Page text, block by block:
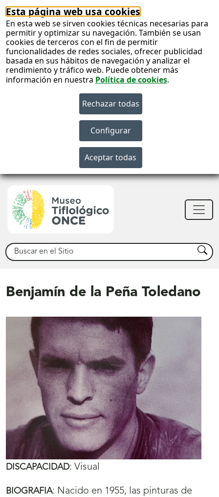
Esta página web usa cookies
En esta web se sirven cookies técnicas necesarias para
permitir y optimizar su navegación. También se usan
cookies de terceros con el fin de permitir
funcionalidades de redes sociales, ofrecer publicidad
basada en sus hábitos de navegación y analizar el
rendimiento y tráfico web. Puede obtener más
información en nuestra Política de cookies.
Buscar Buscar
Benjamín de la Peña Toledano
DISCAPACIDAD: Visual
BIOGRAFIA: Nacido en 1955, las pinturas de